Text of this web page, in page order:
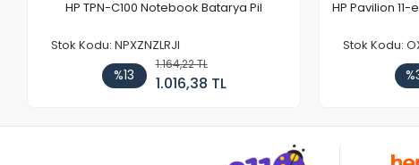
HP TPN-C100 Notebook Batarya Pil
Stok Kodu: NPXZNZLRJI
%13
1.164,22 TL
1.016,38 TL
HP Pavilion 11-
Stok Kodu: